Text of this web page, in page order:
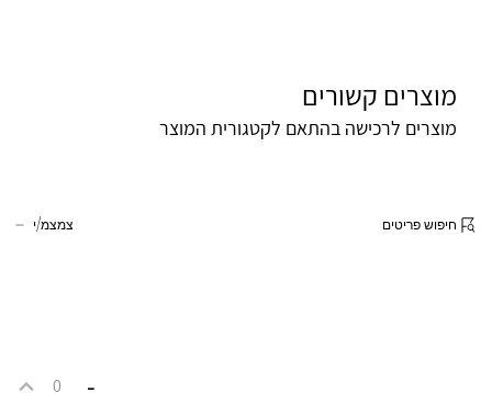
מוצרים קשורים
מוצרים לרכישה בהתאם לקטגורית המוצר
צמצמ/י חיפוש פריטים
0